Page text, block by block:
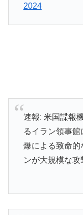
2024
速報: 米国諜報
るイラン領事
爆による致命的
ンが大規模な